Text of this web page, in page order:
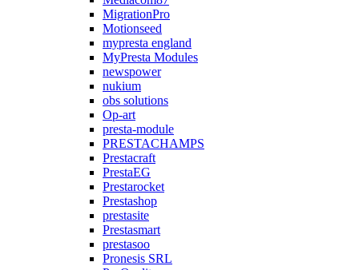
MigrationPro
Motionseed
mypresta england
MyPresta Modules
newspower
nukium
obs solutions
Op-art
presta-module
PRESTACHAMPS
Prestacraft
PrestaEG
Prestarocket
Prestashop
prestasite
Prestasmart
prestasoo
Pronesis SRL